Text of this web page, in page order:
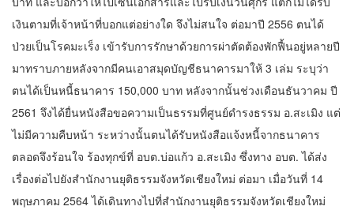
เงินตามที่เจ้าหน้าที่บอกแต่อย่างใด จึงไม่สนใจ ต่อมาปี 2556 ตนได้
ป่วยเป็นโรคมะเร็ง เข้ารับการรักษาด้วยการผ่าตัดต้องพักฟื้นอยู่หลายปี
มาทราบภายหลังจากมีคนเอาสมุดบัญชีธนาคารมาให้ 3 เล่ม ระบุว่า
ตนได้เป็นหนี้ธนาคาร 150,000 บาท หลังจากนั้นช่วงเดือนธันวาคม ปี
2561 จึงได้ยื่นหนังสือขอความเป็นธรรมที่ศูนย์ดำรงธรรม อ.สะเมิง แต่
ไม่มีความคืบหน้า ระหว่างนั้นตนได้รับหนังสือแจ้งหนี้จากธนาคาร
ตลอดจึงร้อนใจ ร้องทุกข์ที่ อบต.บ่อแก้ว อ.สะเมิง ซึ่งทาง อบต. ได้ส่ง
เรื่องต่อไปยังสำนักงานยุติธรรมจังหวัดเชียงใหม่ ต่อมา เมื่อวันที่ 14
พฤษภาคม 2564 ได้เดินทางไปที่สำนักงานยุติธรรมจังหวัดเชียงใหม่